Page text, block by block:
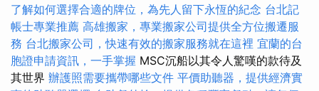
了解如何選擇合適的牌位，為先人留下永恆的紀念 台北記
帳士專業推薦 高雄搬家，專業搬家公司提供全方位搬遷服
務 台北搬家公司，快速有效的搬家服務就在這裡 宜蘭的台
胞證申請資訊，一手掌握 MSC沉船以其令人驚嘆的款待及
其世界 辦護照需要攜帶哪些文件 平價助聽器，提供經濟實